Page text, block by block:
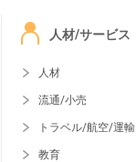
人材/サービス
人材
流通/小売
トラベル/航空/運輸
教育